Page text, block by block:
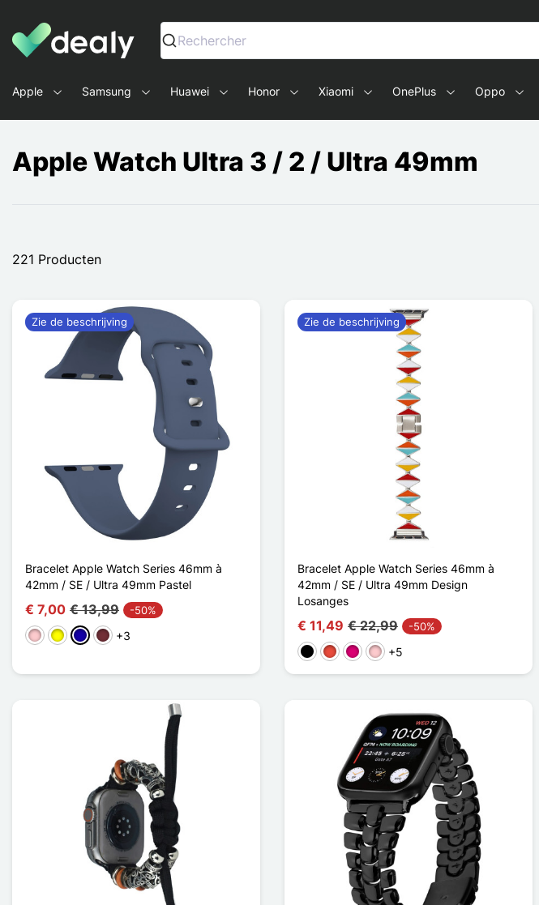
Dealy - Telefoonhoesjes en Accessoires voor smartphones en tablets
Rechercher
Apple Samsung Huawei Honor Xiaomi OnePlus Oppo
Apple Watch Ultra 3 / 2 / Ultra 49mm
221 Producten
Bracelet Apple Watch Series 46mm à
42mm / SE / Ultra 49mm Pastel
€ 7,00 € 13,99 -50%
RozeGeelDonkerblauw
Rouge Vin
+3
Zie de beschrijving
Bracelet Apple Watch Series 46mm à
42mm / SE / Ultra 49mm Design
Losanges
€ 11,49 € 22,99 -50%
ZwartRoodMagenta
Roze+5
Zie de beschrijving